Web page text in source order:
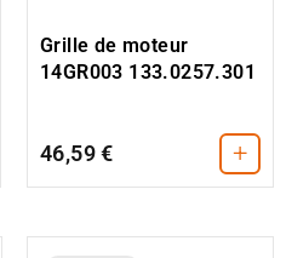
Grille de moteur
14GR003 133.0257.301
46,59 € +